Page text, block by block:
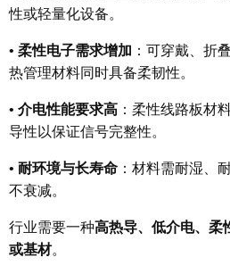
性或轻量化设备。
• 柔性电子需求增加 ：可穿戴、折
热管理材料同时具备柔韧性。
• 介电性能要求高 ：柔性线路板材
导性以保证信号完整性。
• 耐环境与长寿命 ：材料需耐湿、
不衰减。
行业需要一种高热导、低介电、柔
或基材。